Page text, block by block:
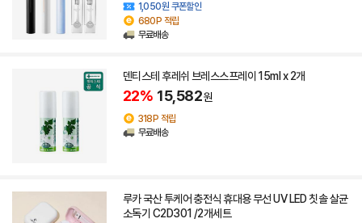
1,050원 쿠폰할인
680P 적립
무료배송
덴티스테 후레쉬 브레스스프레이 15ml x 2개
22% 15,582원
318P 적립
무료배송
루카 국산 투케어 충전식 휴대용 무선 UV LED 칫솔 살균
소독기 C2D301 /2개세트